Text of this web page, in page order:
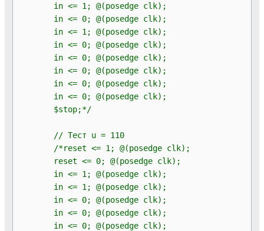
in <= 1; @(posedge clk);
in <= 0; @(posedge clk);
in <= 1; @(posedge clk);
in <= 0; @(posedge clk);
in <= 0; @(posedge clk);
in <= 0; @(posedge clk);
in <= 0; @(posedge clk);
in <= 0; @(posedge clk);
$stop;*/
// Тест u = 110
/*reset <= 1; @(posedge clk);
reset <= 0; @(posedge clk);
in <= 1; @(posedge clk);
in <= 1; @(posedge clk);
in <= 0; @(posedge clk);
in <= 0; @(posedge clk);
in <= 0; @(posedge clk);